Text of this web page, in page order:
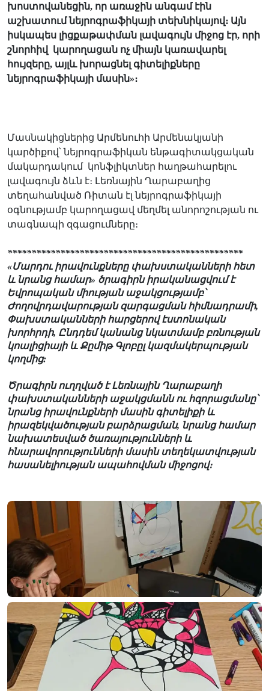
խոստովանեցին, որ առաջին անգամ էին
աշխատում նեյրոգրաֆիկայի տեխնիկայով։ Այն
իսկապես լիցքաթափման լավագույն միջոց էր, որի
շնորհիվ
կարողացան ոչ միայն կառավարել
հույզերը, այլև խորացնել գիտելիքները
նեյրոգրաֆիկայի մասին»։
Մասնակիցներից Արմենուհի Արմենակյանի
կարծիքով՝ նեյրոգրաֆիկան ենթագիտակցական
մակարդակում կոնֆլիկտներ հաղթահարելու
լավագույն ձևն է։ Լեռնային Ղարաբաղից
տեղահանված Ռիտան էլ նեյրոգրաֆիկայի
օգնությամբ կարողացավ մեղմել անորոշության ու
տագնապի զգացումները։
*************************************************
«Մարդու իրավունքները փախստականների հետ
և նրանց համար» ծրագիրն իրականացվում է
Եվրոպական միության աջակցությամբ՝
Ժողովրդավարության զարգացման հիմնադրամի,
Փախստականների հարցերով էստոնական
խորհրդի, Ընդդեմ կանանց նկատմամբ բռնության
կոալիցիայի և Քըմիթ Գլոբըլ կազմակերպության
կողմից:
Ծրագիրն ուղղված է Լեռնային Ղարաբաղի
փախստականների աջակցմանն ու հզորացմանը՝
նրանց իրավունքների մասին գիտելիքի և
իրազեկվածության բարձրացման, նրանց համար
նախատեսված ծառայությունների և
հնարավորությունների մասին տեղեկատվության
հասանելիության ապահովման միջոցով։